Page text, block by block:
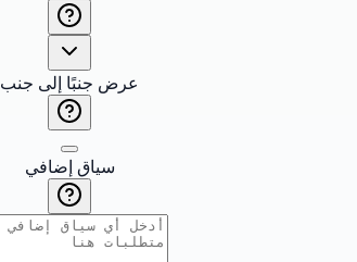
عرض جنبًا إلى جنب
سياق إضافي